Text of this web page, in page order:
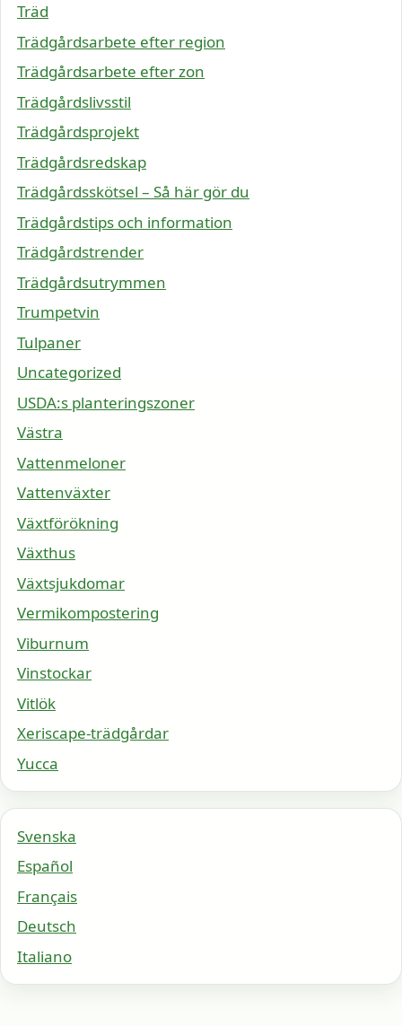
Träd
Trädgårdsarbete efter region
Trädgårdsarbete efter zon
Trädgårdslivsstil
Trädgårdsprojekt
Trädgårdsredskap
Trädgårdsskötsel – Så här gör du
Trädgårdstips och information
Trädgårdstrender
Trädgårdsutrymmen
Trumpetvin
Tulpaner
Uncategorized
USDA:s planteringszoner
Västra
Vattenmeloner
Vattenväxter
Växtförökning
Växthus
Växtsjukdomar
Vermikompostering
Viburnum
Vinstockar
Vitlök
Xeriscape-trädgårdar
Yucca
Svenska
Español
Français
Deutsch
Italiano